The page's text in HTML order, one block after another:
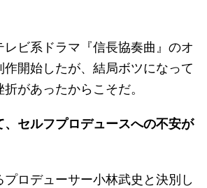
レビ系ドラマ『信長協奏曲』のオ
作開始したが、結局ボツになって
があったからこそだ。
、セルフプロデュースへの不安が
プロデューサー小林武史と決別し